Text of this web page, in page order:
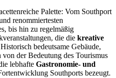
Palette: Vom Southport
renommiertesten
bis hin zu regelmäßig
die die kreative
bedeutsame Gebäude,
der Bedeutung des Tourismus
lebhafte Gastronomie- und
Southports bezeugt.